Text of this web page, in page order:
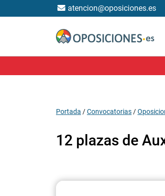
atencion@oposiciones.es
Portada /Convocatorias /
12 plazas de